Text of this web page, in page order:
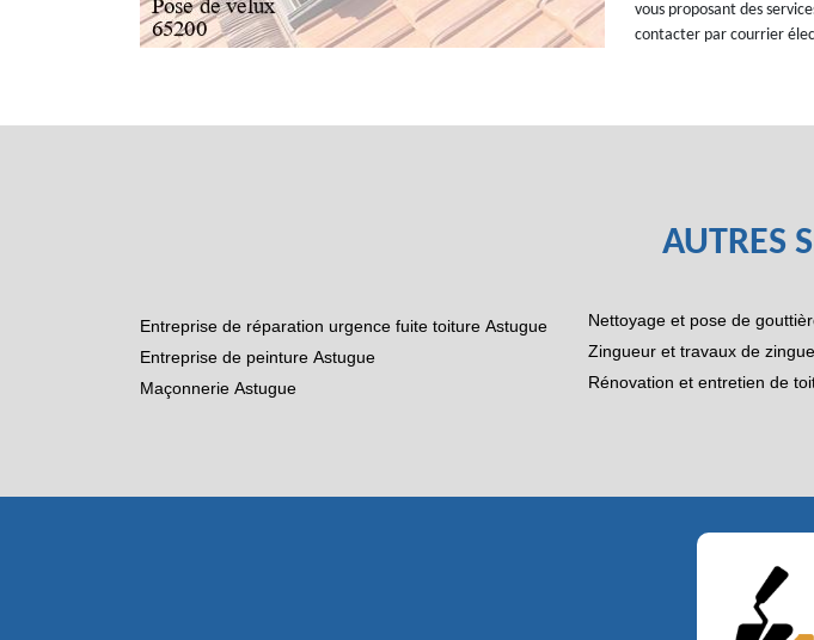
vous proposant des
contacter par courrier
AUTRES
Entreprise de réparation urgence fuite toiture Astugue
Entreprise de peinture Astugue
Maçonnerie Astugue
Nettoyage et pose de
Zingueur et travaux de
Rénovation et entretien de